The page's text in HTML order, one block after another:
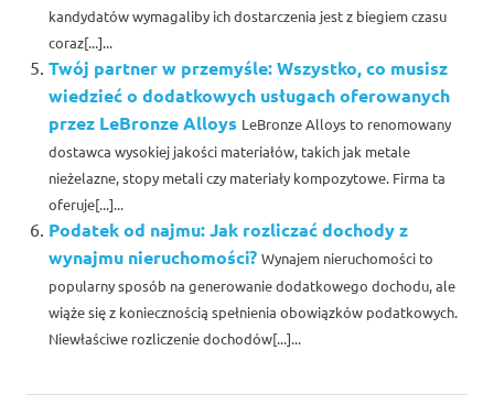
kandydatów wymagaliby ich dostarczenia jest z biegiem czasu
coraz[...]...
Twój partner w przemyśle: Wszystko, co musisz
wiedzieć o dodatkowych usługach oferowanych
przez LeBronze Alloys LeBronze Alloys to renomowany
dostawca wysokiej jakości materiałów, takich jak metale
nieżelazne, stopy metali czy materiały kompozytowe. Firma ta
oferuje[...]...
Podatek od najmu: Jak rozliczać dochody z
wynajmu nieruchomości? Wynajem nieruchomości to
popularny sposób na generowanie dodatkowego dochodu, ale
wiąże się z koniecznością spełnienia obowiązków podatkowych.
Niewłaściwe rozliczenie dochodów[...]...